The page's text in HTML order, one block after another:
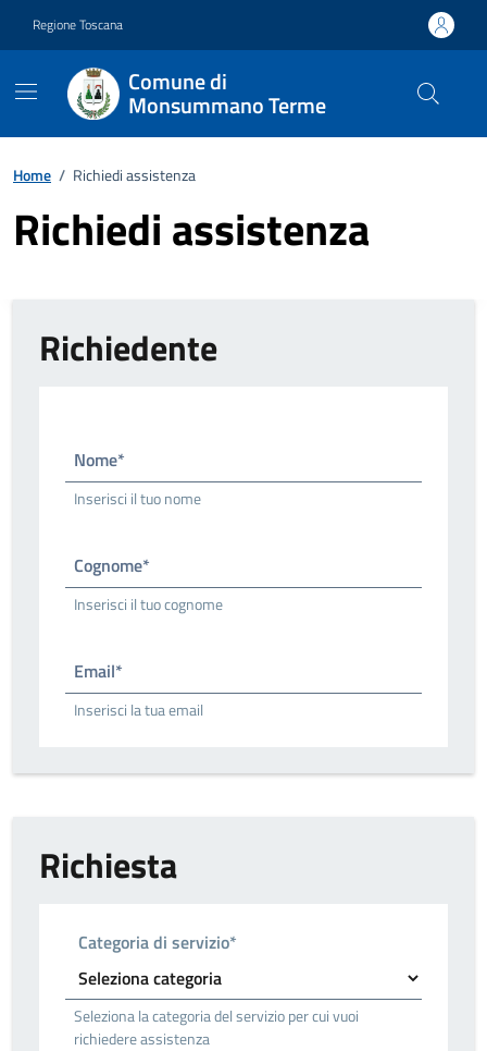
Regione Toscana
Comune di
Monsummano Terme
Home / Richiedi assistenza
Richiedi assistenza
Richiedente
Nome*
Inserisci il tuo nome
Cognome*
Inserisci il tuo cognome
Email*
Inserisci la tua email
Richiesta
Categoria di servizio*
Seleziona la categoria del servizio per cui vuoi
richiedere assistenza